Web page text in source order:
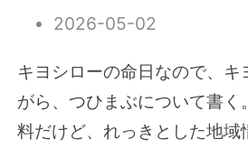
2026-05-02
キヨシローの命日なので、キ
がら、つひまぶについて書く
料だけど、れっきとした地域